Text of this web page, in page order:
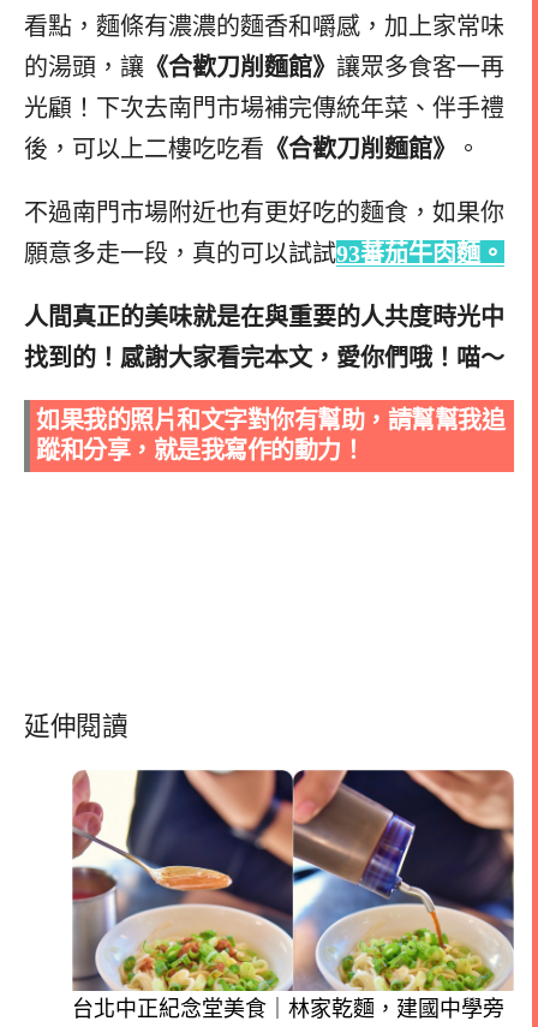
看點，麵條有濃濃的麵香和嚼感，加上家常味
的湯頭，讓 《合歡刀削麵館》 讓眾多食客一再
光顧！下次去南門市場補完傳統年菜、伴手禮
後，可以上二樓吃吃看 《合歡刀削麵館》 。
不過南門市場附近也有更好吃的麵食，如果你
願意多走一段，真的可以試試93蕃茄牛肉麵。
人間真正的美味就是在與重要的人共度時光中
找到的！感謝大家看完本文，愛你們哦！喵～
如果我的照片和文字對你有幫助，請幫幫我追
蹤和分享，就是我寫作的動力！
延伸閱讀
台北中正紀念堂美食｜林家乾麵，建國中學旁